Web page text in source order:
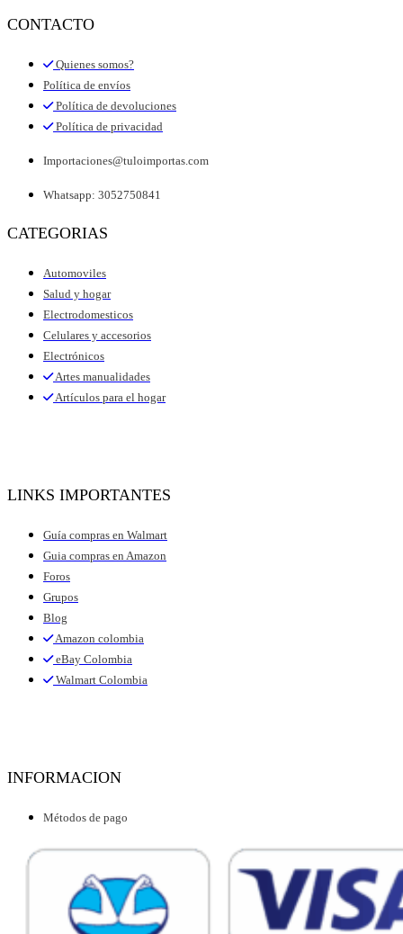
CONTACTO
Quienes somos?
Política de envíos
Política de devoluciones
Política de privacidad
Importaciones@tuloimportas.com
Whatsapp: 3052750841
CATEGORIAS
Automoviles
Salud y hogar
Electrodomesticos
Celulares y accesorios
Electrónicos
Artes manualidades
Artículos para el hogar
LINKS IMPORTANTES
Guía compras en Walmart
Guia compras en Amazon
Foros
Grupos
Blog
Amazon colombia
eBay Colombia
Walmart Colombia
INFORMACION
Métodos de pago